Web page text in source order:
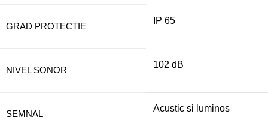
GRAD PROTECTIE
IP 65
NIVEL SONOR
102 dB
SEMNAL
Acustic si luminos